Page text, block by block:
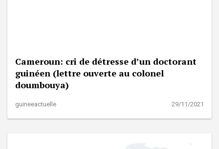
Cameroun: cri de détresse d’un doctorant
guinéen (lettre ouverte au colonel
doumbouya)
guineeactuelle 29/11/2021